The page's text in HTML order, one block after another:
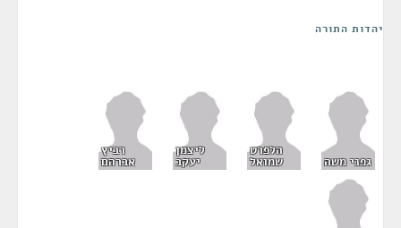
יהדות התורה
גפני משה
הלפרט
שמואל
ליצמן
יעקב
רביץ
אברהם